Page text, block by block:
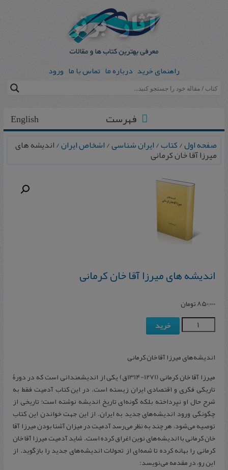
راهنمای خرید درباره ما تماس با ما ورود
English فهرست
صفحه اول/کتاب/ایران شناسی/اشخاص ایران/ اندیشه های
میرزا آقا خان کرمانی
اندیشه های میرزا آقا خان کرمانی
850,000تومان
خرید
اندیشه‌های میرزا آقا خان کرمانی
میرزا آقا خان کرمانی (1271-1314ق) یکی از اندیشمندانی است که در دورۀ
تاریکی فکری و اقتصادی ایران زیسته است. در این کتاب آدمیت فقط به
شرح حال او نپرداخته بلکه گونه‌ای تاریخ اندیشه نوشته است؛ تاریخی از
چگونگی ورود اندیشه‌های جدید به ایران. از این جهت خواندن این کتاب
توصیه می‌شود، هر چند به نظر می‌رسد آدمیت در میزان آشنا بودن میرزا آقا
خان کرمانی با اندیشه‌های نوین اغراق کرده است. شاید آدمیت میرزا آقا خان
کرمانی را بهانه کرده تا شمه‌ای از تحولات اندیشه‌های جدید را بازگوید. از
این رو، در مقدمه می‌نویسد: